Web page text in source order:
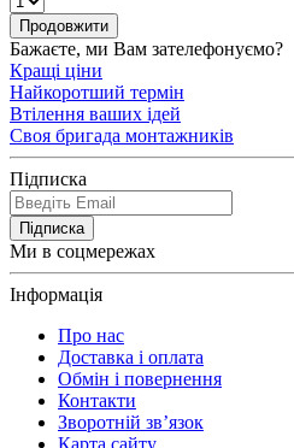
Продовжити
Бажаєте, ми Вам зателефонуємо?
Кращі ціни
Найкоротший термін
Втілення ваших ідей
Своя бригада монтажників
Підписка
Підписка
Ми в соцмережах
Інформація
Про нас
Доставка і оплата
Обмін і повернення
Контакти
Зворотній зв’язок
Карта сайту